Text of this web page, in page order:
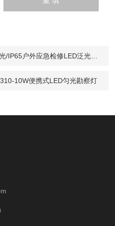
应急检修LED泛光棒管灯磁吸红蓝闪信号
10W便携式LED匀光勘察灯